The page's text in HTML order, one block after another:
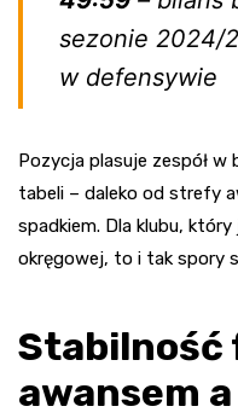
sezonie 2024/
w defensywie
Pozycja plasuje zespół
tabeli – daleko od strefy
spadkiem. Dla klubu,
okręgowej, to i tak spory
Stabilność
awansem